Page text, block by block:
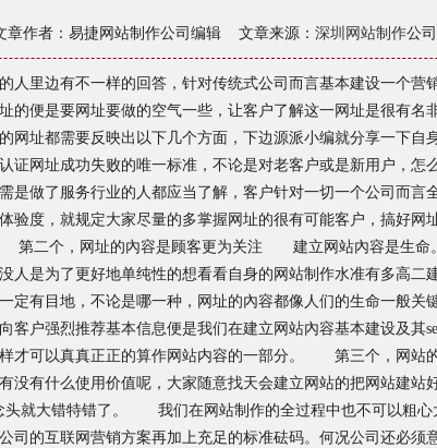
章作者：易捷网站制作公司编辑 文章来源：深圳网站制作公
人里边有不一样的回答，针对传统式公司而言基本建设一个营
的便是要网址要做的空气一些，让客户了解这一网址是很有名
网址都需要反映出以下几个方面，下边源派小编就分享一
网址成功失败的唯一标准，不论是对老客户或是新用户，怎
是做了服务行业的人都应当了解，客户针对一切一个公司而言
，就规定大家尽量的多掌握网址的很有可能客户，搞好网
二个，网址的內容是顾客更为关注 建立网站內容是生命
人是为了更好地单纯性的想看看自身的网站制作水准有多高
定有目地，不论是哪一种，网址的內容都像人们的生命一般
客户强烈推荐基本信息便是我们在建立网站內容基本建设及其
样才可以真真正正的算作网站内容的一部分。 第三个，网
没有什么使用价值呢，大家随意找天会建立网站的把网站建
头就大错特错了。 我们在网站制作的全过程中也不可以粗心
司的互联网营销方案再加上充足的标准砝码。何况公司还必须